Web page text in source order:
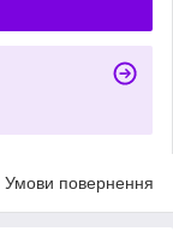
Умови повернення